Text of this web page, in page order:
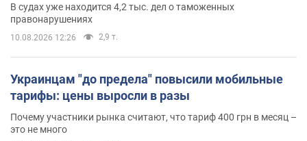
В судах уже находится 4,2 тыс. дел о таможенных
правонарушениях
10.08.2026 12:26 2,9 т.
Украинцам "до предела" повысили мобильные
тарифы: цены выросли в разы
Почему участники рынка считают, что тариф 400 грн в месяц –
это не много